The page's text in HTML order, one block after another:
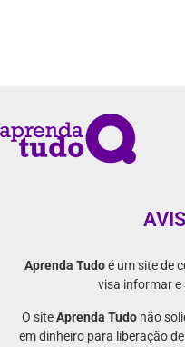
Aprenda Tudoé um site de
visa informar e
O siteAprenda Tudo não
em dinheiro para liberação